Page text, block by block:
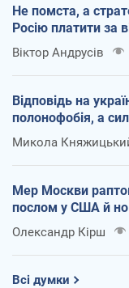
Не помста, а
Росію платити за
Віктор Андрусів
Відповідь на
полонофобія, а
Микола
Мер Москви
послом у США й
Олександр Кірш
Всі думки